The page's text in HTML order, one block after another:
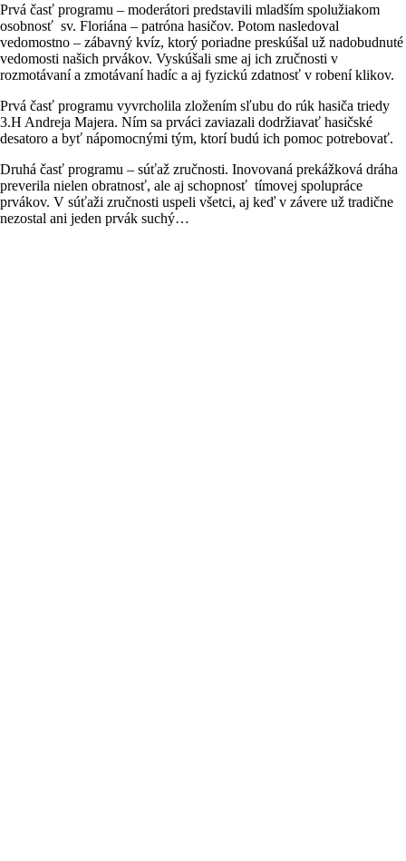
Prvá časť programu – moderátori predstavili mladším spolužiakom
osobnosť sv. Floriána – patróna hasičov. Potom nasledoval
vedomostno – zábavný kvíz, ktorý poriadne preskúšal už nadobudnuté
vedomosti našich prvákov. Vyskúšali sme aj ich zručnosti v
rozmotávaní a zmotávaní hadíc a aj fyzickú zdatnosť v robení klikov.
Prvá časť programu vyvrcholila zložením sľubu do rúk hasiča triedy
3.H Andreja Majera. Ním sa prváci zaviazali dodržiavať hasičské
desatoro a byť nápomocnými tým, ktorí budú ich pomoc potrebovať.
Druhá časť programu – súťaž zručnosti. Inovovaná prekážková dráha
preverila nielen obratnosť, ale aj schopnosť tímovej spolupráce
prvákov. V súťaži zručnosti uspeli všetci, aj keď v závere už tradične
nezostal ani jeden prvák suchý…